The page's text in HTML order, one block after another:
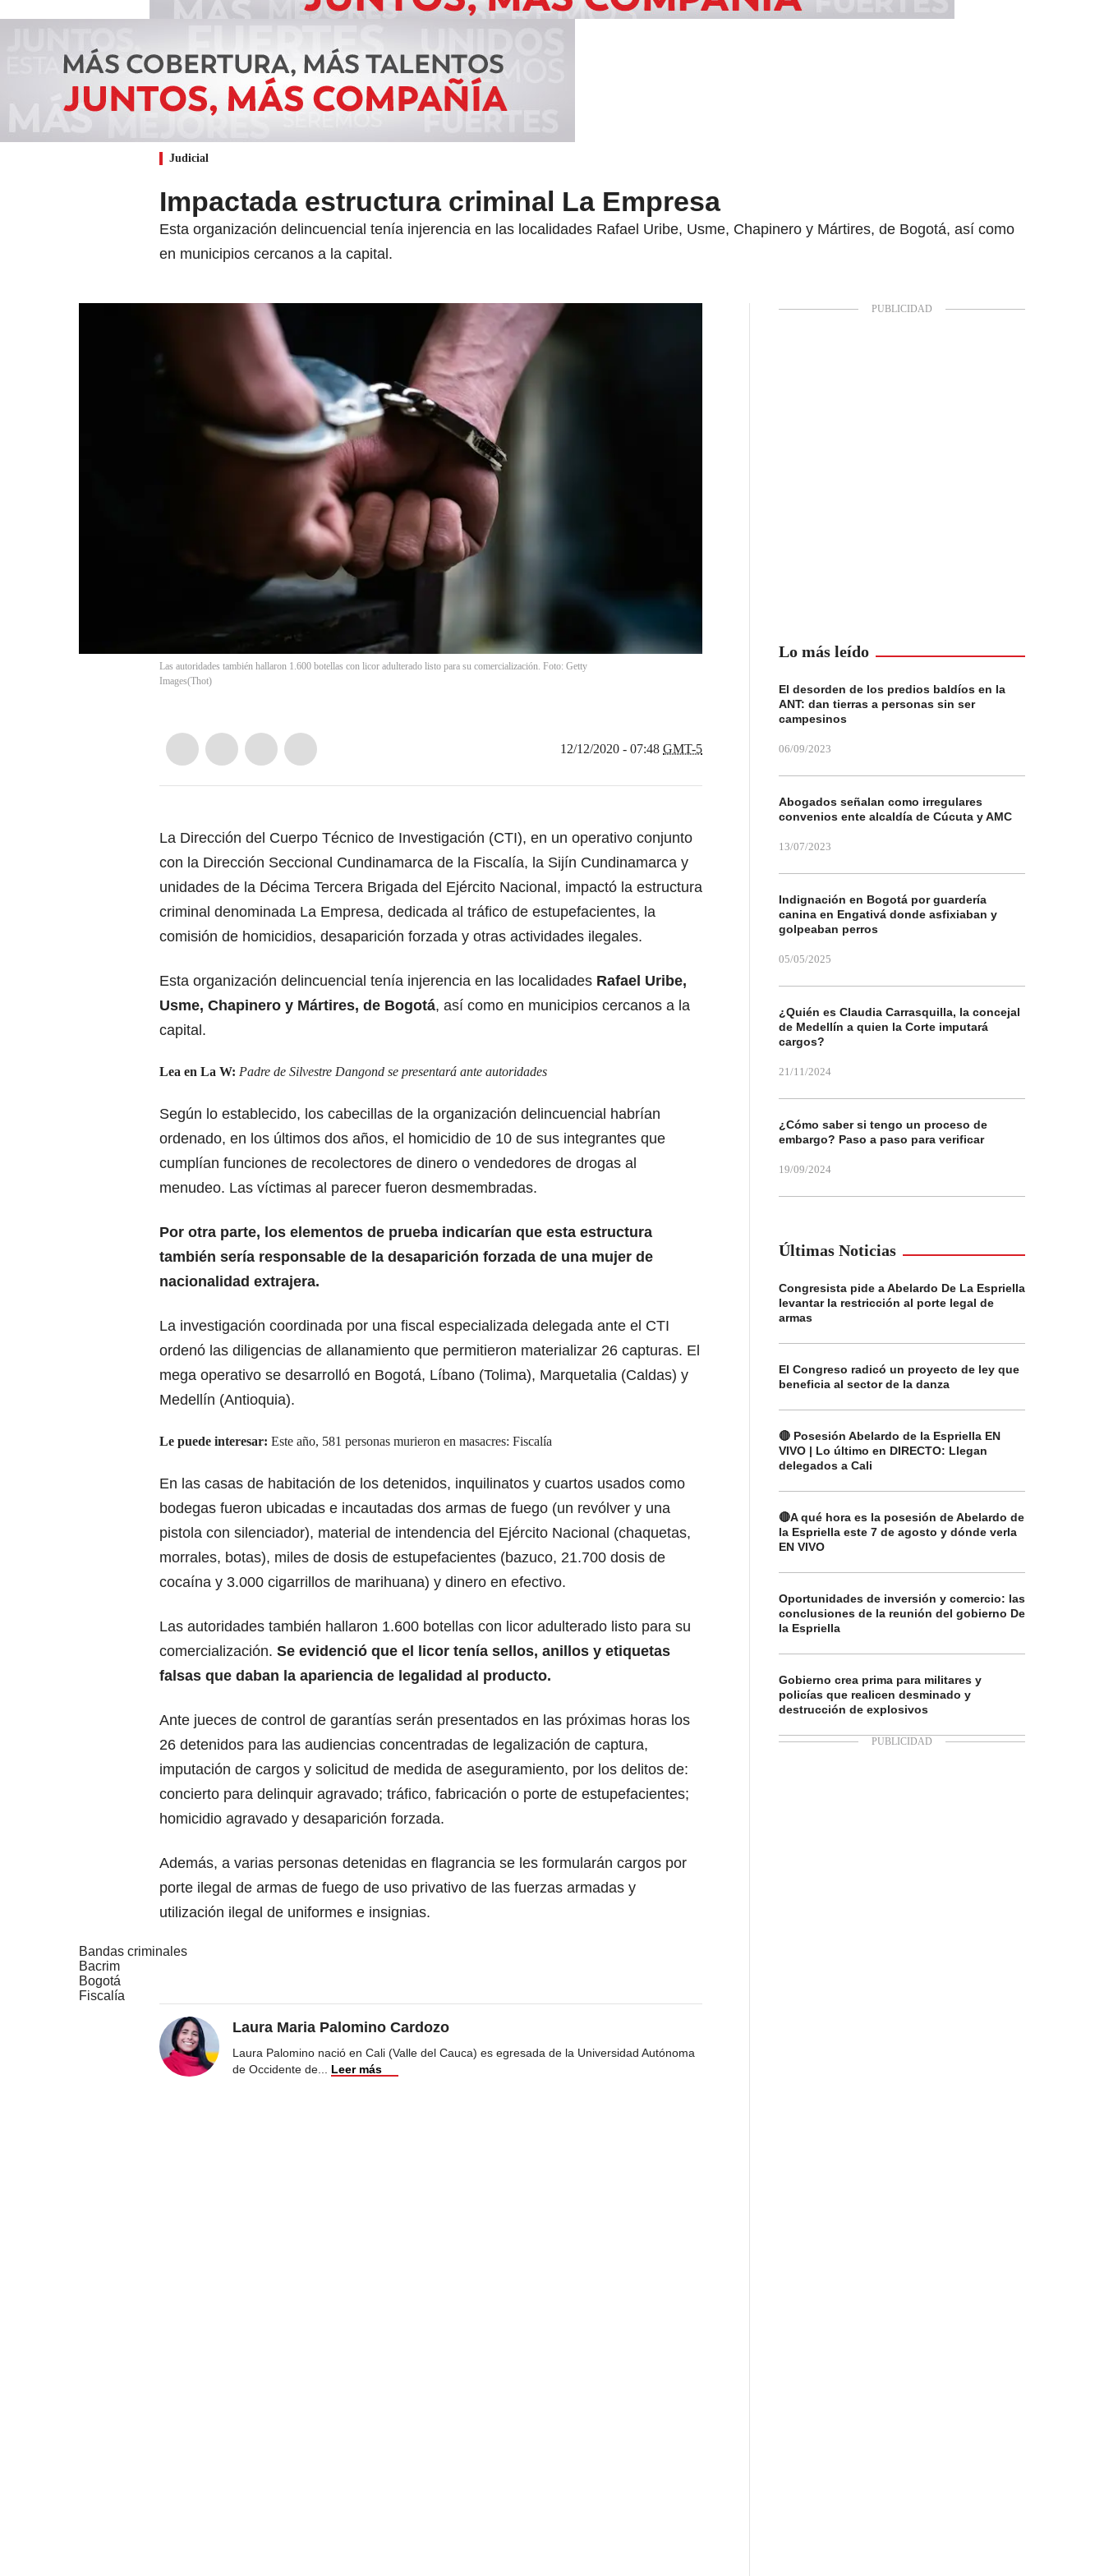
Judicial
Impactada estructura criminal La Empresa
Esta organización delincuencial tenía injerencia en las localidades Rafael Uribe, Usme, Chapinero y Mártires, de Bogotá, así como
en municipios cercanos a la capital.
Las autoridades también hallaron 1.600 botellas con licor adulterado listo para su comercialización. Foto: Getty
Images(Thot)
12/12/2020 - 07:48 GMT-5
La Dirección del Cuerpo Técnico de Investigación (CTI), en un operativo conjunto
con la Dirección Seccional Cundinamarca de la Fiscalía, la Sijín Cundinamarca y
unidades de la Décima Tercera Brigada del Ejército Nacional, impactó la estructura
criminal denominada La Empresa, dedicada al tráfico de estupefacientes, la
comisión de homicidios, desaparición forzada y otras actividades ilegales.
Esta organización delincuencial tenía injerencia en las localidades Rafael Uribe,
Usme, Chapinero y Mártires, de Bogotá, así como en municipios cercanos a la
capital.
Lea en La W: Padre de Silvestre Dangond se presentará ante autoridades
Según lo establecido, los cabecillas de la organización delincuencial habrían
ordenado, en los últimos dos años, el homicidio de 10 de sus integrantes que
cumplían funciones de recolectores de dinero o vendedores de drogas al
menudeo. Las víctimas al parecer fueron desmembradas.
Por otra parte, los elementos de prueba indicarían que esta estructura
también sería responsable de la desaparición forzada de una mujer de
nacionalidad extrajera.
La investigación coordinada por una fiscal especializada delegada ante el CTI
ordenó las diligencias de allanamiento que permitieron materializar 26 capturas. El
mega operativo se desarrolló en Bogotá, Líbano (Tolima), Marquetalia (Caldas) y
Medellín (Antioquia).
Le puede interesar: Este año, 581 personas murieron en masacres: Fiscalía
En las casas de habitación de los detenidos, inquilinatos y cuartos usados como
bodegas fueron ubicadas e incautadas dos armas de fuego (un revólver y una
pistola con silenciador), material de intendencia del Ejército Nacional (chaquetas,
morrales, botas), miles de dosis de estupefacientes (bazuco, 21.700 dosis de
cocaína y 3.000 cigarrillos de marihuana) y dinero en efectivo.
Las autoridades también hallaron 1.600 botellas con licor adulterado listo para su
comercialización. Se evidenció que el licor tenía sellos, anillos y etiquetas
falsas que daban la apariencia de legalidad al producto.
Ante jueces de control de garantías serán presentados en las próximas horas los
26 detenidos para las audiencias concentradas de legalización de captura,
imputación de cargos y solicitud de medida de aseguramiento, por los delitos de:
concierto para delinquir agravado; tráfico, fabricación o porte de estupefacientes;
homicidio agravado y desaparición forzada.
Además, a varias personas detenidas en flagrancia se les formularán cargos por
porte ilegal de armas de fuego de uso privativo de las fuerzas armadas y
utilización ilegal de uniformes e insignias.
Bandas criminales
Bacrim
Bogotá
Fiscalía
Laura Maria Palomino Cardozo
Laura Palomino nació en Cali (Valle del Cauca) es egresada de la Universidad Autónoma
de Occidente de
Leer más
Lo más leído
El desorden de los predios baldíos en la
ANT: dan tierras a personas sin ser
campesinos
06/09/2023
Abogados señalan como irregulares
convenios ente alcaldía de Cúcuta y AMC
13/07/2023
Indignación en Bogotá por guardería
canina en Engativá donde asfixiaban y
golpeaban perros
05/05/2025
¿Quién es Claudia Carrasquilla, la concejal
de Medellín a quien la Corte imputará
cargos?
21/11/2024
¿Cómo saber si tengo un proceso de
embargo? Paso a paso para verificar
19/09/2024
Últimas Noticias
Congresista pide a Abelardo De La Espriella
levantar la restricción al porte legal de
armas
El Congreso radicó un proyecto de ley que
beneficia al sector de la danza
🔴 Posesión Abelardo de la Espriella EN
VIVO | Lo último en DIRECTO: Llegan
delegados a Cali
🔴A qué hora es la posesión de Abelardo de
la Espriella este 7 de agosto y dónde verla
EN VIVO
Oportunidades de inversión y comercio: las
conclusiones de la reunión del gobierno De
la Espriella
Gobierno crea prima para militares y
policías que realicen desminado y
destrucción de explosivos